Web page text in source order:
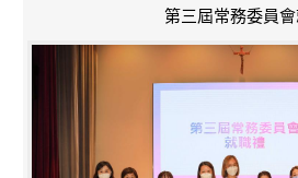
第三屆常務委員